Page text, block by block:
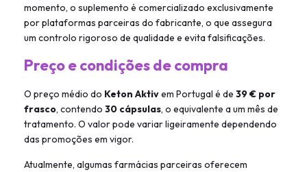
momento, o suplemento é comercializado exclusivamente
por plataformas parceiras do fabricante, o que assegura
um controlo rigoroso de qualidade e evita falsificações.
Preço e condições de compra
O preço médio do Keton Aktivem Portugal é de 39 € por
frasco, contendo 30 cápsulas, o equivalente a um mês de
tratamento. O valor pode variar ligeiramente dependendo
das promoções em vigor.
Atualmente, algumas farmácias parceiras oferecem